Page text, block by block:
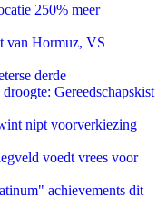
250% meer
van Hormuz, VS
derde
Gereedschapskist
nipt voorverkiezing
voedt vrees voor
achievements dit